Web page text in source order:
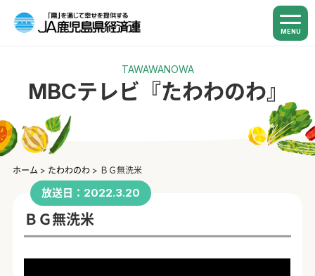
MENU
TAWAWANOWA
MBCテレビ『たわわのわ』
ホーム > たわわのわ > ＢＧ無洗米
放送日：2022.3.20
ＢＧ無洗米